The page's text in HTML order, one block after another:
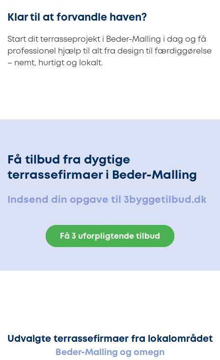
Klar til at forvandle haven?
Start dit terrasseprojekt i Beder-Malling i dag og få
professionel hjælp til alt fra design til færdiggørelse
– nemt, hurtigt og lokalt.
Få tilbud fra dygtige
terrassefirmaer i Beder-Malling
Indsend din opgave til 3byggetilbud.dk
Få 3 uforpligtende tilbud
Udvalgte terrassefirmaer fra lokalområdet
Beder-Malling og omegn